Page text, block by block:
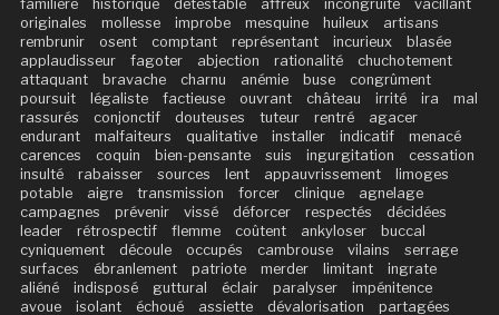
familière
historique détestable affreux incongruité
vacillant
originales
mollesse improbe mesquine huileux
artisans
rembrunir
osent comptant représentant incurieux
blasée
applaudisseur
fagoter abjection rationalité
chuchotement
attaquant
bravache charnu anémie buse
congrûment
poursuit
légaliste factieuse ouvrant château irrité ira
mal
rassurés
conjonctif douteuses tuteur rentré
agacer
endurant
malfaiteurs qualitative installer indicatif
menacé
carences
coquin bien-pensante suis ingurgitation
cessation
insulté
rabaisser sources lent appauvrissement
limoges
potable
aigre transmission forcer clinique
agnelage
campagnes
prévenir vissé déforcer respectés
décidées
leader
rétrospectif flemme coûtent ankyloser
buccal
cyniquement
découle occupés cambrouse vilains
serrage
surfaces
ébranlement patriote merder limitant
ingrate
aliéné
indisposé guttural éclair paralyser
impénitence
avoue
isolant échoué assiette dévalorisation
partagées